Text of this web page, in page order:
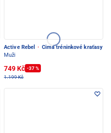
Active Rebel · Cima tréninkové kraťasy
Muži
749 Kč -37 %
1.199 Kč